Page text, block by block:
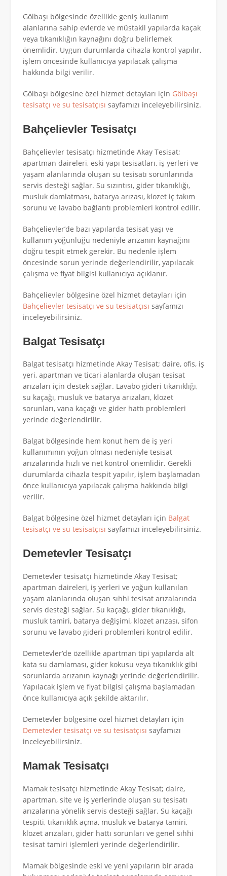
Gölbaşı bölgesinde özellikle geniş kullanım
alanlarına sahip evlerde ve müstakil yapılarda kaçak
veya tıkanıklığın kaynağını doğru belirlemek
önemlidir. Uygun durumlarda cihazla kontrol yapılır,
işlem öncesinde kullanıcıya yapılacak çalışma
hakkında bilgi verilir.
Gölbaşı bölgesine özel hizmet detayları için Gölbaşı
tesisatçı ve su tesisatçısı sayfamızı inceleyebilirsiniz.
Bahçelievler Tesisatçı
Bahçelievler tesisatçı hizmetinde Akay Tesisat;
apartman daireleri, eski yapı tesisatları, iş yerleri ve
yaşam alanlarında oluşan su tesisatı sorunlarında
servis desteği sağlar. Su sızıntısı, gider tıkanıklığı,
musluk damlatması, batarya arızası, klozet iç takım
sorunu ve lavabo bağlantı problemleri kontrol edilir.
Bahçelievler’de bazı yapılarda tesisat yaşı ve
kullanım yoğunluğu nedeniyle arızanın kaynağını
doğru tespit etmek gerekir. Bu nedenle işlem
öncesinde sorun yerinde değerlendirilir, yapılacak
çalışma ve fiyat bilgisi kullanıcıya açıklanır.
Bahçelievler bölgesine özel hizmet detayları için
Bahçelievler tesisatçı ve su tesisatçısı sayfamızı
inceleyebilirsiniz.
Balgat Tesisatçı
Balgat tesisatçı hizmetinde Akay Tesisat; daire, ofis, iş
yeri, apartman ve ticari alanlarda oluşan tesisat
arızaları için destek sağlar. Lavabo gideri tıkanıklığı,
su kaçağı, musluk ve batarya arızaları, klozet
sorunları, vana kaçağı ve gider hattı problemleri
yerinde değerlendirilir.
Balgat bölgesinde hem konut hem de iş yeri
kullanımının yoğun olması nedeniyle tesisat
arızalarında hızlı ve net kontrol önemlidir. Gerekli
durumlarda cihazla tespit yapılır, işlem başlamadan
önce kullanıcıya yapılacak çalışma hakkında bilgi
verilir.
Balgat bölgesine özel hizmet detayları için Balgat
tesisatçı ve su tesisatçısı sayfamızı inceleyebilirsiniz.
Demetevler Tesisatçı
Demetevler tesisatçı hizmetinde Akay Tesisat;
apartman daireleri, iş yerleri ve yoğun kullanılan
yaşam alanlarında oluşan sıhhi tesisat arızalarında
servis desteği sağlar. Su kaçağı, gider tıkanıklığı,
musluk tamiri, batarya değişimi, klozet arızası, sifon
sorunu ve lavabo gideri problemleri kontrol edilir.
Demetevler’de özellikle apartman tipi yapılarda alt
kata su damlaması, gider kokusu veya tıkanıklık gibi
sorunlarda arızanın kaynağı yerinde değerlendirilir.
Yapılacak işlem ve fiyat bilgisi çalışma başlamadan
önce kullanıcıya açık şekilde aktarılır.
Demetevler bölgesine özel hizmet detayları için
Demetevler tesisatçı ve su tesisatçısı sayfamızı
inceleyebilirsiniz.
Mamak Tesisatçı
Mamak tesisatçı hizmetinde Akay Tesisat; daire,
apartman, site ve iş yerlerinde oluşan su tesisatı
arızalarına yönelik servis desteği sağlar. Su kaçağı
tespiti, tıkanıklık açma, musluk ve batarya tamiri,
klozet arızaları, gider hattı sorunları ve genel sıhhi
tesisat tamiri işlemleri yerinde değerlendirilir.
Mamak bölgesinde eski ve yeni yapıların bir arada